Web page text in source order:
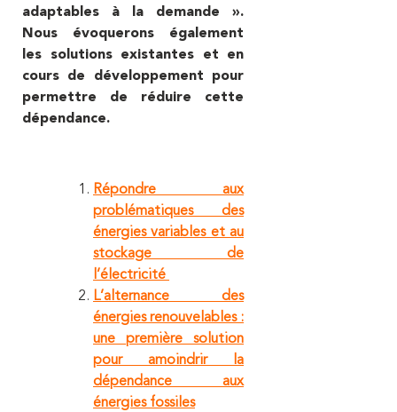
adaptables à la demande ».
Nous évoquerons également
les solutions existantes et en
cours de développement pour
permettre de réduire cette
dépendance.
Répondre aux
problématiques des
énergies variables et au
stockage de
l’électricité
L’alternance des
énergies renouvelables :
une première solution
pour amoindrir la
dépendance aux
énergies fossiles